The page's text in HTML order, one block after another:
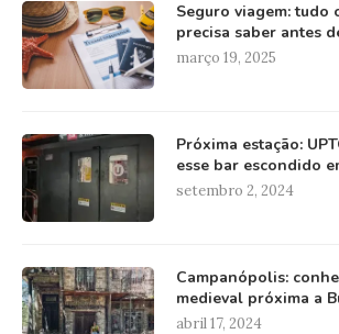
Seguro viagem: tudo
precisa saber antes
março 19, 2025
Próxima estação:
esse bar escondido
setembro 2, 2024
Campanópolis:
medieval próxima a
abril 17, 2024